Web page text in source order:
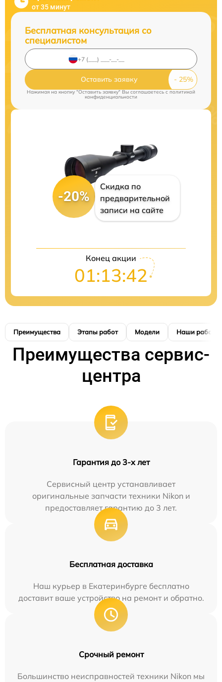
от 35 минут
Бесплатная консультация со
специалистом
Оставить заявку
Нажимая на кнопку "Оставить заявку" Вы соглашаетесь cполитикой
конфиденциальности
-20%
Скидка по
предварительной
записи на сайте
Конец акции
01:13:42
Преимущества Этапы работ Модели Наши работы
Преимущества сервис-
центра
Гарантия до 3-х лет
Сервисный центр устанавливает
оригинальные запчасти техники Nikon и
предоставляет гарантию до 3 лет.
Бесплатная доставка
Наш курьер в Екатеринбурге бесплатно
доставит ваше устройство на ремонт и обратно.
Срочный ремонт
Большинство неисправностей техники Nikon мы